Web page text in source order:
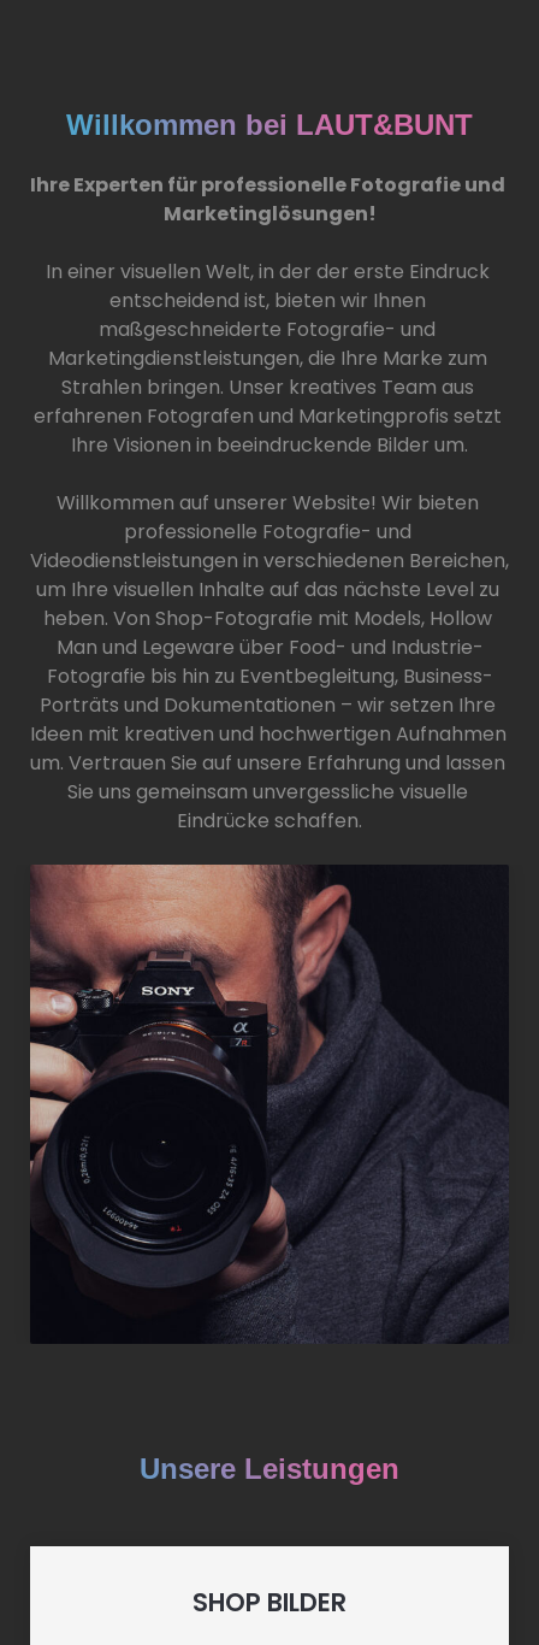
Willkommen bei LAUT&BUNT
Ihre Experten für professionelle Fotografie und
Marketinglösungen!
In einer visuellen Welt, in der der erste Eindruck
entscheidend ist, bieten wir Ihnen
maßgeschneiderte Fotografie- und
Marketingdienstleistungen, die Ihre Marke zum
Strahlen bringen. Unser kreatives Team aus
erfahrenen Fotografen und Marketingprofis setzt
Ihre Visionen in beeindruckende Bilder um.
Willkommen auf unserer Website! Wir bieten
professionelle Fotografie- und
Videodienstleistungen in verschiedenen Bereichen,
um Ihre visuellen Inhalte auf das nächste Level zu
heben. Von Shop-Fotografie mit Models, Hollow
Man und Legeware über Food- und Industrie-
Fotografie bis hin zu Eventbegleitung, Business-
Porträts und Dokumentationen – wir setzen Ihre
Ideen mit kreativen und hochwertigen Aufnahmen
um. Vertrauen Sie auf unsere Erfahrung und lassen
Sie uns gemeinsam unvergessliche visuelle
Eindrücke schaffen.
Unsere Leistungen
SHOP BILDER